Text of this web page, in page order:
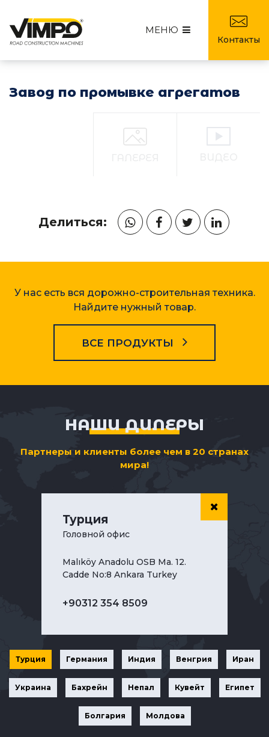
Контакты
МЕНЮ
Завод по промывке агрегатов
У нас есть вся дорожно-строительная техника.
Найдите нужный товар.
ВСЕ ПРОДУКТЫ
НАШИ ДИЛЕРЫ
Партнеры и клиенты более чем в 20 странах
мира!
Турция
Головной офис
Malıköy Anadolu OSB Ma. 12.
Cadde No:8 Ankara Turkey
+90312 354 8509
Турция Германия Индия Венгрия Иран
Украина Бахрейн Непал Кувейт Египет
Болгария Молдова